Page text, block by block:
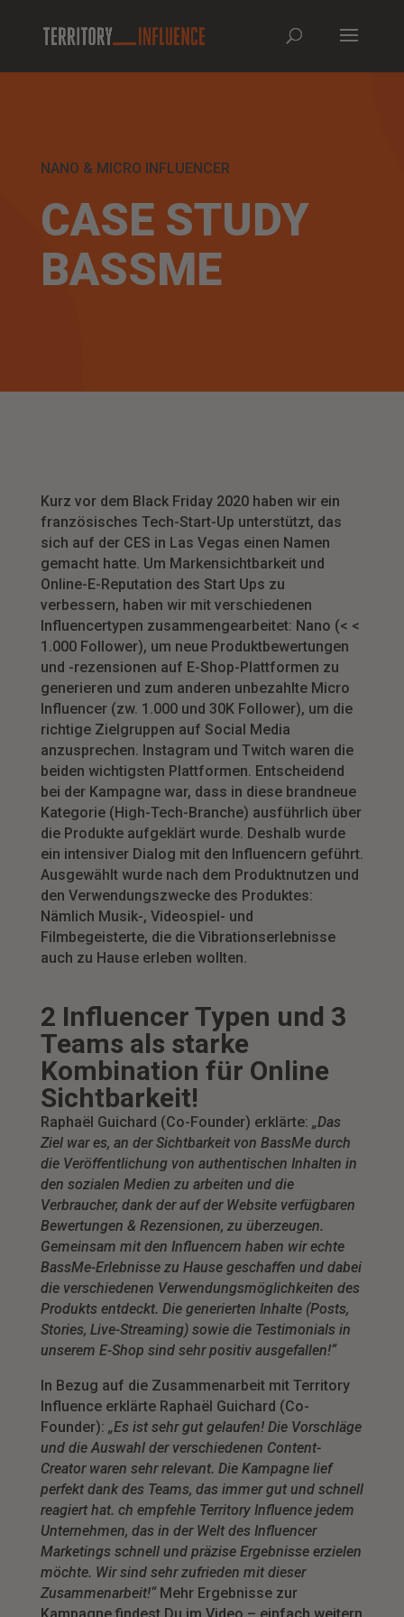
NANO & MICRO INFLUENCER
CASE STUDY
BASSME
Kurz vor dem Black Friday 2020 haben wir ein
französisches Tech-Start-Up unterstützt, das
sich auf der CES in Las Vegas einen Namen
gemacht hatte. Um Markensichtbarkeit und
Online-E-Reputation des Start Ups zu
verbessern, haben wir mit verschiedenen
Influencertypen zusammengearbeitet: Nano (< <
1.000 Follower), um neue Produktbewertungen
und -rezensionen auf E-Shop-Plattformen zu
generieren und zum anderen unbezahlte Micro
Influencer (zw. 1.000 und 30K Follower), um die
richtige Zielgruppen auf Social Media
anzusprechen. Instagram und Twitch waren die
beiden wichtigsten Plattformen. Entscheidend
bei der Kampagne war, dass in diese brandneue
Kategorie (High-Tech-Branche) ausführlich über
die Produkte aufgeklärt wurde. Deshalb wurde
ein intensiver Dialog mit den Influencern geführt.
Ausgewählt wurde nach dem Produktnutzen und
den Verwendungszwecke des Produktes:
Nämlich Musik-, Videospiel- und
Filmbegeisterte, die die Vibrationserlebnisse
auch zu Hause erleben wollten.
2 Influencer Typen und 3
Teams als starke
Kombination für Online
Sichtbarkeit!
Raphaël Guichard (Co-Founder) erklärte: „Das
Ziel war es, an der Sichtbarkeit von BassMe durch
die Veröffentlichung von authentischen Inhalten in
den sozialen Medien zu arbeiten und die
Verbraucher, dank der auf der Website verfügbaren
Bewertungen & Rezensionen, zu überzeugen.
Gemeinsam mit den Influencern haben wir echte
BassMe-Erlebnisse zu Hause geschaffen und dabei
die verschiedenen Verwendungsmöglichkeiten des
Produkts entdeckt. Die generierten Inhalte (Posts,
Stories, Live-Streaming) sowie die Testimonials in
unserem E-Shop sind sehr positiv ausgefallen!“
In Bezug auf die Zusammenarbeit mit Territory
Influence erklärte Raphaël Guichard (Co-
Founder): „Es ist sehr gut gelaufen! Die Vorschläge
und die Auswahl der verschiedenen Content-
Creator waren sehr relevant. Die Kampagne lief
perfekt dank des Teams, das immer gut und schnell
reagiert hat. ch empfehle Territory Influence jedem
Unternehmen, das in der Welt des Influencer
Marketings schnell und präzise Ergebnisse erzielen
möchte. Wir sind sehr zufrieden mit dieser
Zusammenarbeit!“ Mehr Ergebnisse zur